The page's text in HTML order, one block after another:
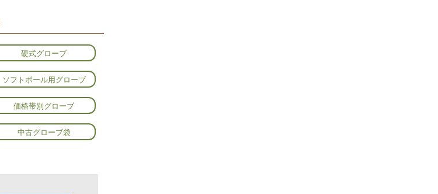
硬式グローブ
ソフトボール用グローブ
価格帯別グローブ
中古グローブ袋